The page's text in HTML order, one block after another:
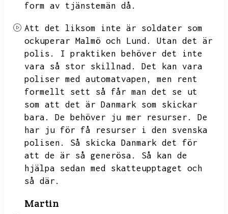
form av tjänstemän då.
Att det liksom inte är soldater som
ockuperar Malmö och Lund.
Utan det är
polis.
I praktiken behöver det inte
vara så stor skillnad.
Det kan vara
poliser med automatvapen,
men rent
formellt sett så får man det se ut
som att det är Danmark som skickar
bara.
De behöver ju mer resurser.
De
har ju för få resurser i den svenska
polisen.
Så skicka Danmark det för
att de är så generösa.
Så kan de
hjälpa sedan med skatteupptaget och
så där.
Martin